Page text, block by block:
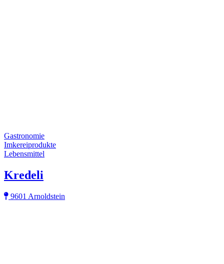
Gastronomie
Imkereiprodukte
Lebensmittel
Kredeli
9601 Arnoldstein